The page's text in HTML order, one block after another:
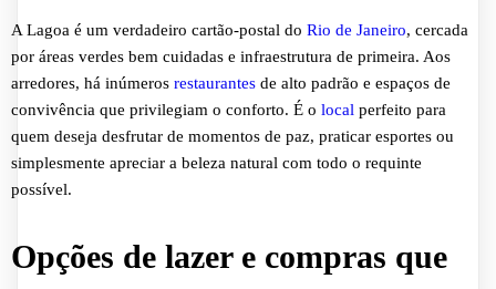
A Lagoa é um verdadeiro cartão-postal do Rio de Janeiro, cercada
por áreas verdes bem cuidadas e infraestrutura de primeira. Aos
arredores, há inúmeros restaurantes de alto padrão e espaços de
convivência que privilegiam o conforto. É o local perfeito para
quem deseja desfrutar de momentos de paz, praticar esportes ou
simplesmente apreciar a beleza natural com todo o requinte
possível.
Opções de lazer e compras que